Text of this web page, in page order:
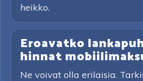
heikko.
Eroavatko
hinnat
Ne voivat olla erilaisia.